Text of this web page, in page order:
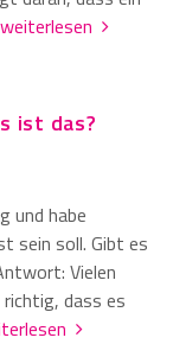
weiterlesen
ist das?
und habe
sein soll. Gibt es
Vielen
dass es